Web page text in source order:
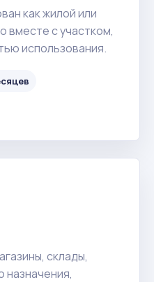
как жилой или
вместе с участком,
использования.
склады,